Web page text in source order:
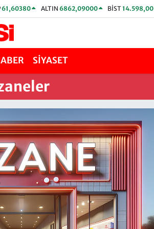
61,60380 ALTIN 6862,09000 BİST14.598,00
SİYASET